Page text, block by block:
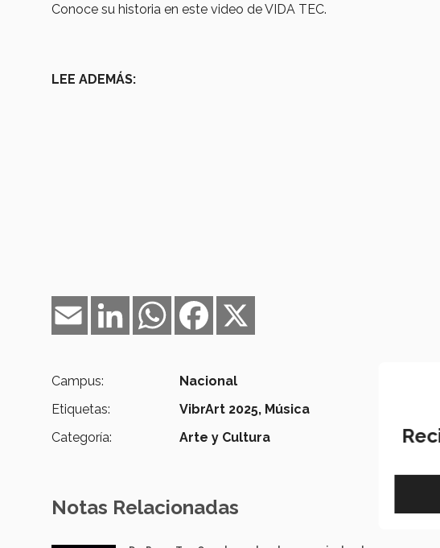
Conoce su historia en este video de VIDA TEC.
LEE ADEMÁS:
Facebook
WhatsApp
LinkedIn
Email
Campus:
Nacional
Etiquetas:
VibrArt 2025, Música
Categoría:
Arte y Cultura
Notas Relacionadas